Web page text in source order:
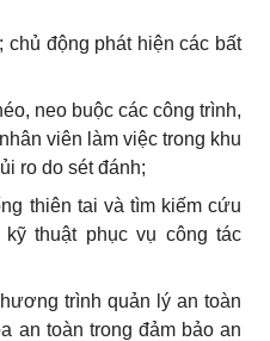
chủ động phát hiện các bất
neo buộc các công trình,
nhân viên làm việc trong khu
ủi ro do sét đánh;
thiên tai và tìm kiếm cứu
thuật phục vụ công tác
trình quản lý an toàn
an toàn trong đảm bảo an